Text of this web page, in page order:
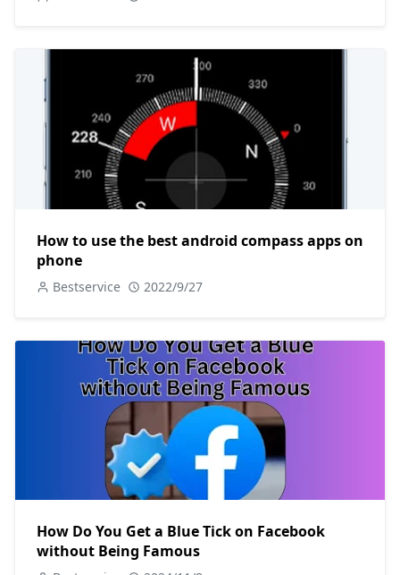
How to use the best android compass apps on
phone
Bestservice 2022/9/27
How Do You Get a Blue Tick on Facebook
without Being Famous